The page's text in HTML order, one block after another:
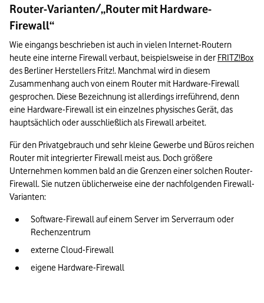
Router-Varianten/„Router mit Hardware-
Firewall“
Wie eingangs beschrieben ist auch in vielen Internet-Routern
heute eine interne Firewall verbaut, beispielsweise in der FRITZ!Box
des Berliner Herstellers Fritz!. Manchmal wird in diesem
Zusammenhang auch von einem Router mit Hardware-Firewall
gesprochen. Diese Bezeichnung ist allerdings irreführend, denn
eine Hardware-Firewall ist ein einzelnes physisches Gerät, das
hauptsächlich oder ausschließlich als Firewall arbeitet.
Für den Privatgebrauch und sehr kleine Gewerbe und Büros reichen
Router mit integrierter Firewall meist aus. Doch größere
Unternehmen kommen bald an die Grenzen einer solchen Router-
Firewall. Sie nutzen üblicherweise eine der nachfolgenden Firewall-
Varianten:
Software-Firewall auf einem Server im Serverraum oder
Rechenzentrum
externe Cloud-Firewall
eigene Hardware-Firewall